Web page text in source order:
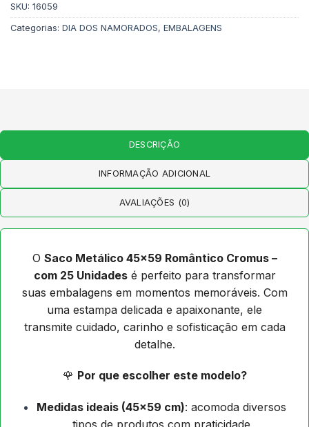
SKU: 16059
Categorias: DIA DOS NAMORADOS, EMBALAGENS
DESCRIÇÃO
INFORMAÇÃO ADICIONAL
AVALIAÇÕES (0)
O Saco Metálico 45×59 Romântico Cromus –
com 25 Unidadesé perfeito para transformar
suas embalagens em momentos memoráveis. Com
uma estampa delicada e apaixonante, ele
transmite cuidado, carinho e sofisticação em cada
detalhe.
🌹 Por que escolher este modelo?
Medidas ideais (45×59 cm): acomoda diversos